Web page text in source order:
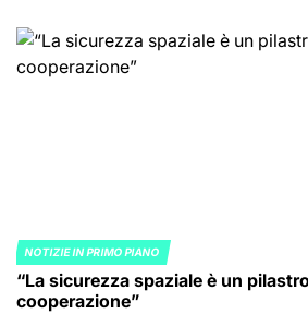
POSTED
IN
NOTIZIE IN PRIMO PIANO
“La sicurezza spaziale è un
cooperazione”